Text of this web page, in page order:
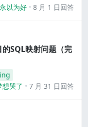
永以为好 8 月 1 日回答
SQL映射问题（完
想哭了
7 月 31 日回答